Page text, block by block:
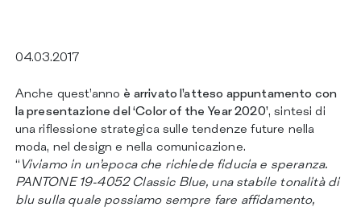
AZIENDA
SERVIZI
SOSTENIBILITÀ
CATALOGO
INSIGHTS
CERTIFICAZIONI
04.03.2017
Anche quest’anno è arrivato l’atteso appuntamento con
la presentazione del ‘Color of the Year 2020’, sintesi di
una riflessione strategica sulle tendenze future nella
moda, nel design e nella comunicazione.
“Viviamo in un’epoca che richiede fiducia e speranza.
PANTONE 19-4052 Classic Blue, una stabile tonalità di
blu sulla quale possiamo sempre fare affidamento,